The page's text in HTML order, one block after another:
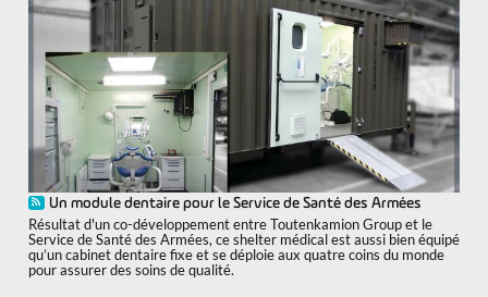
Un module dentaire pour le Service de Santé des Armées
Résultat d'un co-développement entre Toutenkamion Group et le
Service de Santé des Armées, ce shelter médical est aussi bien équipé
qu’un cabinet dentaire fixe et se déploie aux quatre coins du monde
pour assurer des soins de qualité.